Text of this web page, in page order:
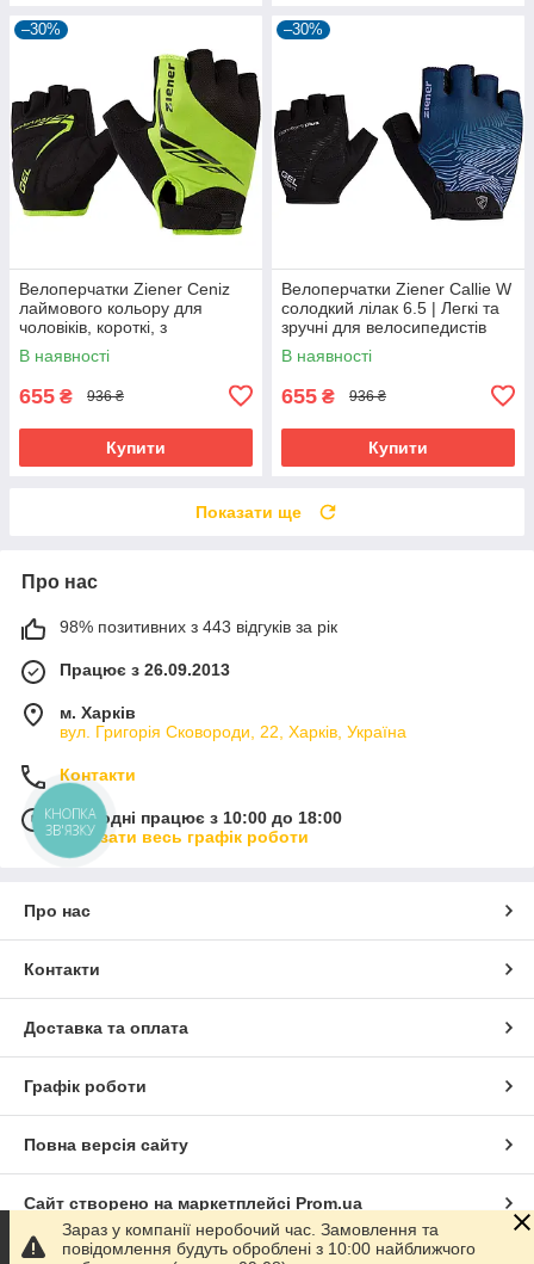
–30%
Велоперчатки Ziener Ceniz
лаймового кольору для
чоловіків, короткі, з
амортизуючими вставками та
гелевими подушечками
В наявності
655 ₴ 936 ₴
Купити
–30%
Велоперчатки Ziener Callie W
солодкий лілак 6.5 | Легкі та
зручні для велосипедистів
В наявності
655 ₴ 936 ₴
Купити
Показати ще
Про нас
98% позитивних з 443 відгуків за рік
Працює з 26.09.2013
м. Харків
вул. Григорія Сковороди, 22, Харків, Україна
Контакти
Сьогодні працює з 10:00 до 18:00
Показати весь графік роботи
Про нас
Контакти
Доставка та оплата
Графік роботи
Повна версія сайту
Сайт створено на маркетплейсі Prom.ua
Зараз у компанії неробочий час. Замовлення та
повідомлення будуть оброблені з 10:00 найближчого
КНОПКА
ЗВ'ЯЗКУ